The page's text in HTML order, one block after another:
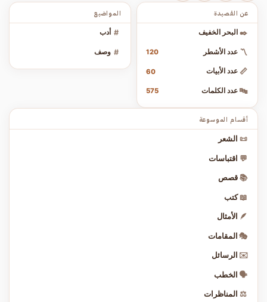
المواضيع
# أدب
# وصف
عن القصيدة
✒️ البحر الخفيف
〽️ عدد الأشطر 120
📏 عدد الأبيات 60
🔤 عدد الكلمات 575
أقسام الموسوعة
📜 الشعر
💬 اقتباسات
📚 قصص
📖 كتب
🪶 الأمثال
🎭 المقامات
✉️ الرسائل
🗣️ الخطب
⚖️ المناظرات